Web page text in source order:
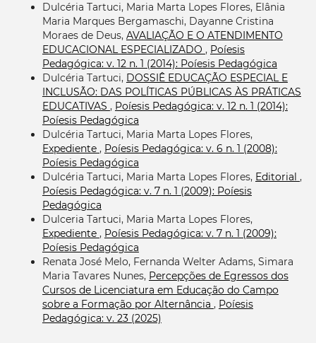
Dulcéria Tartuci, Maria Marta Lopes Flores, Elânia
Maria Marques Bergamaschi, Dayanne Cristina
Moraes de Deus, AVALIAÇÃO E O ATENDIMENTO
EDUCACIONAL ESPECIALIZADO , Poíesis
Pedagógica: v. 12 n. 1 (2014): Poíesis Pedagógica
Dulcéria Tartuci, DOSSIÊ EDUCAÇÃO ESPECIAL E
INCLUSÃO: DAS POLÍTICAS PÚBLICAS ÀS PRÁTICAS
EDUCATIVAS , Poíesis Pedagógica: v. 12 n. 1 (2014):
Poíesis Pedagógica
Dulcéria Tartuci, Maria Marta Lopes Flores,
Expediente , Poíesis Pedagógica: v. 6 n. 1 (2008):
Poíesis Pedagógica
Dulcéria Tartuci, Maria Marta Lopes Flores, Editorial ,
Poíesis Pedagógica: v. 7 n. 1 (2009): Poíesis
Pedagógica
Dulceria Tartuci, Maria Marta Lopes Flores,
Expediente , Poíesis Pedagógica: v. 7 n. 1 (2009):
Poíesis Pedagógica
Renata José Melo, Fernanda Welter Adams, Simara
Maria Tavares Nunes, Percepções de Egressos dos
Cursos de Licenciatura em Educação do Campo
sobre a Formação por Alternância , Poíesis
Pedagógica: v. 23 (2025)